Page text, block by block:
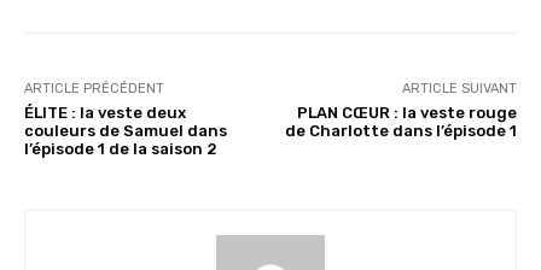
ARTICLE PRÉCÉDENT
ÉLITE : la veste deux
couleurs de Samuel dans
l’épisode 1 de la saison 2
ARTICLE SUIVANT
PLAN CŒUR : la veste rouge
de Charlotte dans l’épisode 1